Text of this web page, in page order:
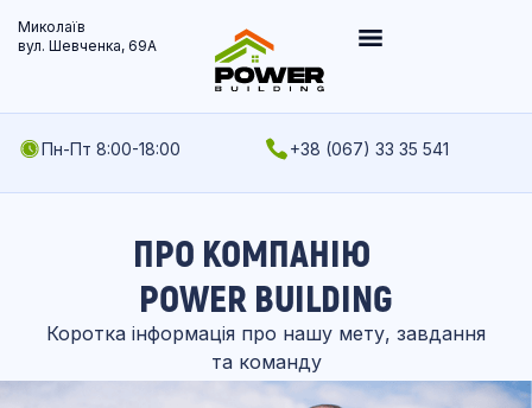
Миколаїв
вул. Шевченка, 69А
Пн-Пт 8:00-18:00 +38 (067) 33 35 541
ПРО КОМПАНІЮ
POWER BUILDING
Коротка інформація про нашу мету, завдання
та команду